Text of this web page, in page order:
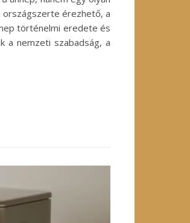
országszerte érezhető, a
történelmi eredete és
a nemzeti szabadság, a